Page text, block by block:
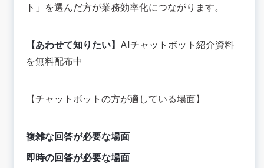
ト」を選んだ方が業務効率化につながります。
【あわせて知りたい】 AIチャットボット紹介資料
を無料配布中
【チャットボットの方が適している場面】
複雑な回答が必要な場面
即時の回答が必要な場面